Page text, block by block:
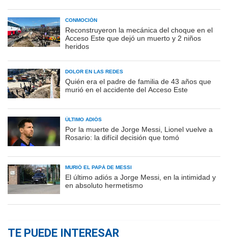
CONMOCIÓN
Reconstruyeron la mecánica del choque en el
Acceso Este que dejó un muerto y 2 niños
heridos
DOLOR EN LAS REDES
Quién era el padre de familia de 43 años que
murió en el accidente del Acceso Este
ÚLTIMO ADIÓS
Por la muerte de Jorge Messi, Lionel vuelve a
Rosario: la difícil decisión que tomó
MURIÓ EL PAPÁ DE MESSI
El último adiós a Jorge Messi, en la intimidad y
en absoluto hermetismo
TE PUEDE INTERESAR